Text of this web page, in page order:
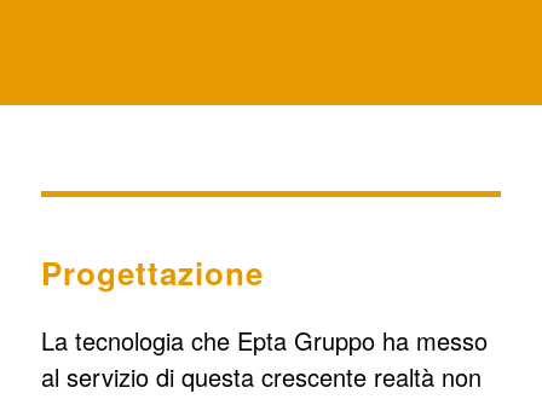
Progettazione
La tecnologia che Epta Gruppo ha messo
al servizio di questa crescente realtà non